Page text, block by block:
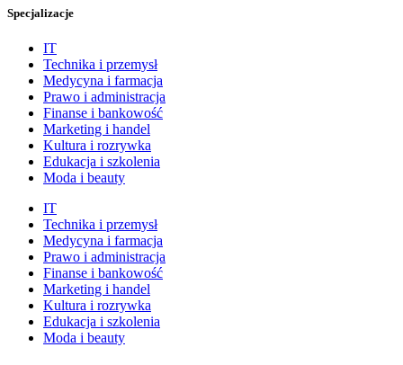
Specjalizacje
IT
Technika i przemysł
Medycyna i farmacja
Prawo i administracja
Finanse i bankowość
Marketing i handel
Kultura i rozrywka
Edukacja i szkolenia
Moda i beauty
IT
Technika i przemysł
Medycyna i farmacja
Prawo i administracja
Finanse i bankowość
Marketing i handel
Kultura i rozrywka
Edukacja i szkolenia
Moda i beauty